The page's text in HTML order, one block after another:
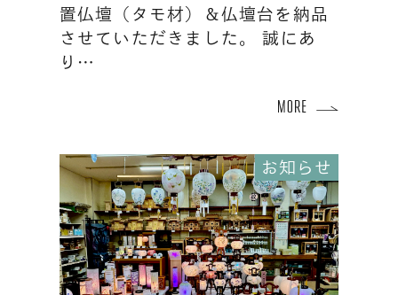
置仏壇（タモ材）＆仏壇台を納品
させていただきました。 誠にあ
り…
お知らせ